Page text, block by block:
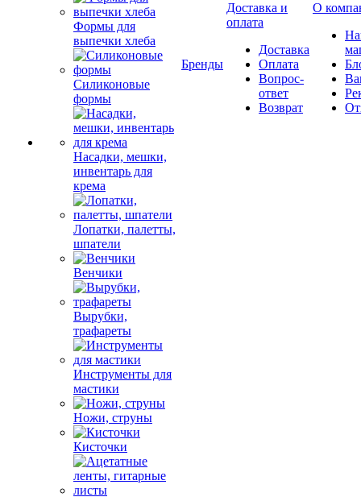
Формы для
выпечки хлеба
Силиконовые
формы
Насадки, мешки,
инвентарь для
крема
Лопатки, палетты,
шпатели
Венчики
Вырубки,
трафареты
Инструменты для
мастики
Ножи, струны
Кисточки
Бренды
Доставка и
оплата
Доставка
Оплата
Вопрос-
ответ
Возврат
О